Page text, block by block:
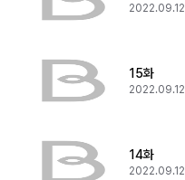
2022.09.12
15화
2022.09.12
14화
2022.09.12